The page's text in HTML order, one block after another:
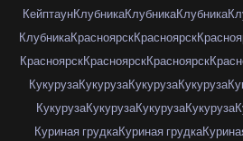
КейптаунКлубникаКлубникаКлубника
КлубникаКрасноярскКрасноярск
КрасноярскКрасноярскКрасноярск
КукурузаКукурузаКукурузаКукуруза
КукурузаКукурузаКукурузаКукуруза
Куриная грудкаКуриная грудка